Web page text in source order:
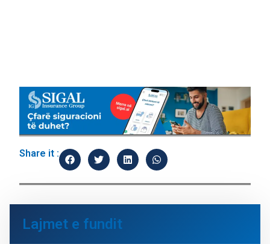
Share it :
Lajmet e fundit